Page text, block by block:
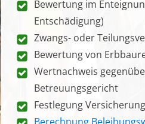
Bewertung im
Entschädigung)
Zwangs- oder
Bewertung von
Wertnachweis
Betreuungsgericht
Festlegung